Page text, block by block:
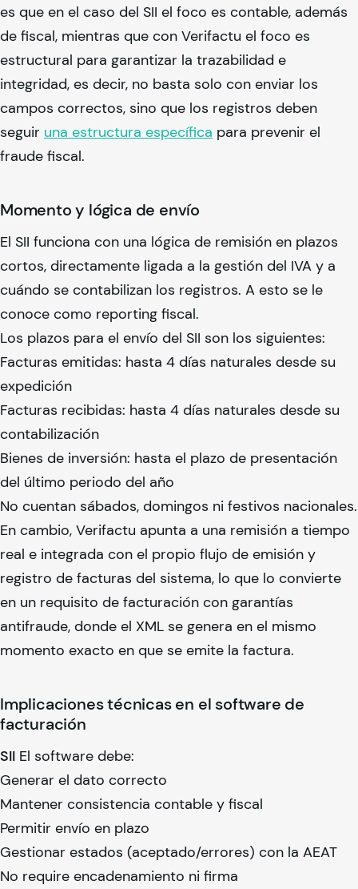
es que en el caso del SII el foco es contable, además
de fiscal, mientras que con Verifactu el foco es
estructural para garantizar la trazabilidad e
integridad, es decir, no basta solo con enviar los
campos correctos, sino que los registros deben
seguir una estructura específica para prevenir el
fraude fiscal.
Momento y lógica de envío
El SII funciona con una lógica de remisión en plazos
cortos, directamente ligada a la gestión del IVA y a
cuándo se contabilizan los registros. A esto se le
conoce como reporting fiscal.
Los plazos para el envío del SII son los siguientes:
Facturas emitidas: hasta 4 días naturales desde su
expedición
Facturas recibidas: hasta 4 días naturales desde su
contabilización
Bienes de inversión: hasta el plazo de presentación
del último periodo del año
No cuentan sábados, domingos ni festivos nacionales.
En cambio, Verifactu apunta a una remisión a tiempo
real e integrada con el propio flujo de emisión y
registro de facturas del sistema, lo que lo convierte
en un requisito de facturación con garantías
antifraude, donde el XML se genera en el mismo
momento exacto en que se emite la factura.
Implicaciones técnicas en el software de
facturación
SII El software debe:
Generar el dato correcto
Mantener consistencia contable y fiscal
Permitir envío en plazo
Gestionar estados (aceptado/errores) con la AEAT
No require encadenamiento ni firma